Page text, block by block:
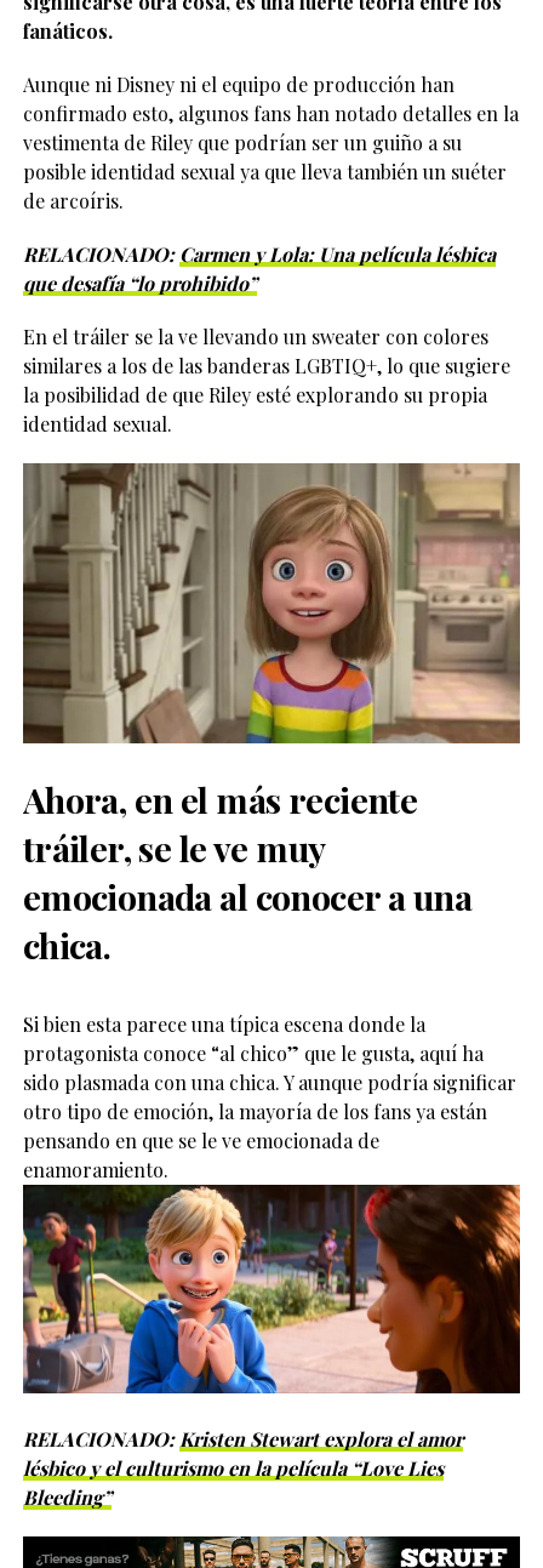
fanáticos.
Aunque ni Disney ni el equipo de producción han
confirmado esto, algunos fans han notado detalles en la
vestimenta de Riley que podrían ser un guiño a su
posible identidad sexual ya que lleva también un suéter
de arcoíris.
RELACIONADO:Carmen y Lola: Una película lésbica
que desafía “lo prohibido”
En el tráiler se la ve llevando un sweater con colores
similares a los de las banderas LGBTIQ+, lo que sugiere
la posibilidad de que Riley esté explorando su propia
identidad sexual.
Ahora, en el más reciente
tráiler, se le ve muy
emocionada al conocer a una
chica.
Si bien esta parece una típica escena donde la
protagonista conoce “al chico” que le gusta, aquí ha
sido plasmada con una chica. Y aunque podría significar
otro tipo de emoción, la mayoría de los fans ya están
pensando en que se le ve emocionada de
enamoramiento.
RELACIONADO: Kristen Stewart explora el amor
lésbico y el culturismo en la película “Love Lies
Bleeding”